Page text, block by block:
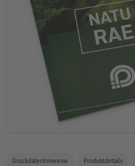
Druckdatenhinweise Produktdetails